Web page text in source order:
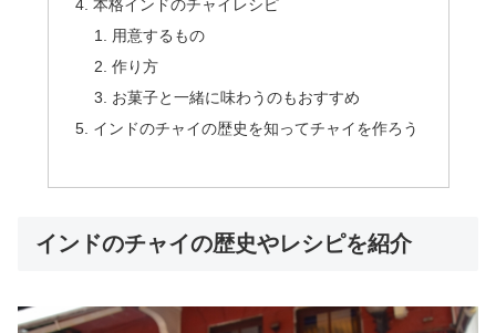
本格インドのチャイレシピ
用意するもの
作り方
お菓子と一緒に味わうのもおすすめ
インドのチャイの歴史を知ってチャイを作ろう
インドのチャイの歴史やレシピを紹介